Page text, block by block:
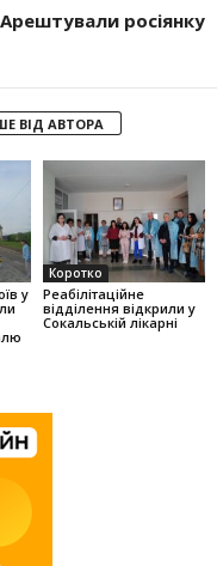
Арештували росіянку
ВІД АВТОРА
у
Коротко
Реабілітаційне
відділення відкрили у
Сокальській лікарні